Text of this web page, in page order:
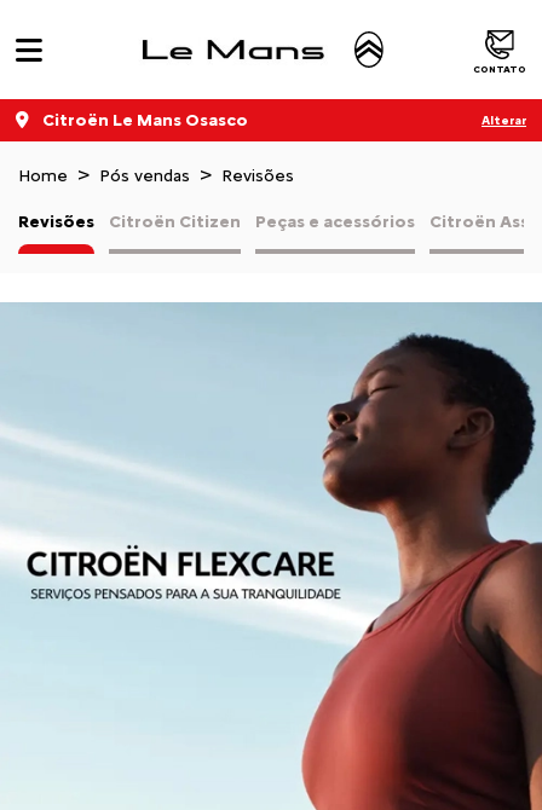
CONTATO
Citroën Le Mans Osasco Alterar
Home Pós vendas Revisões
Citroën Citizen
Revisões Peças e acessórios Citroën